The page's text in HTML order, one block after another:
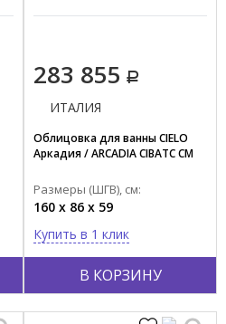
283 855
В КОРЗИНУ
ИТАЛИЯ
Облицовка для ванны CIELO
Аркадия / ARCADIA CIBATC CM
Размеры (ШГВ), см:
160 x 86 x 59
Купить в 1 клик